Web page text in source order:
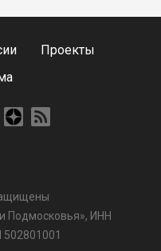
Проекты
Подмосковья», ИНН